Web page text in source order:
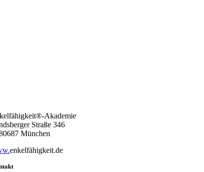
Akademie
Straße 346
München
enkelfähigkeit.de